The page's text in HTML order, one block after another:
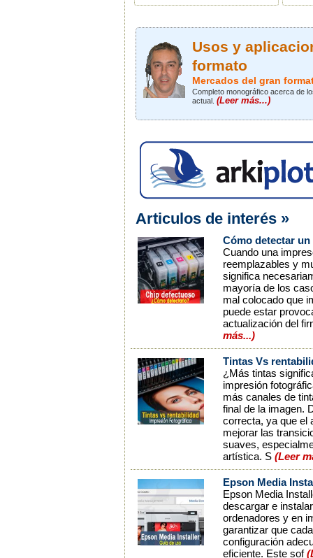
Usos y
formato
Mercados del gran
Completo monográfico acerca de
actual. (Leer más...)
Articulos de interés »
Cómo detectar
Cuando una
reemplazables y
significa
mayoría de los
mal colocado que
puede estar
actualización del
más...)
Tintas Vs
¿Más tintas
impresión
más canales de
final de la imagen.
correcta, ya que el
mejorar las
suaves,
artística. S (Leer
Epson Media
Epson Media
descargar e
ordenadores y en
garantizar que
configuración
eficiente. Este sof